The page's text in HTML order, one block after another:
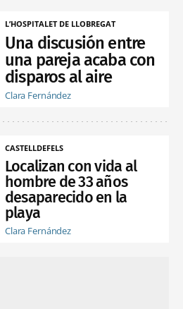
L’HOSPITALET DE LLOBREGAT
Una discusión entre
una pareja acaba con
disparos al aire
Clara Fernández
CASTELLDEFELS
Localizan con vida al
hombre de 33 años
desaparecido en la
playa
Clara Fernández